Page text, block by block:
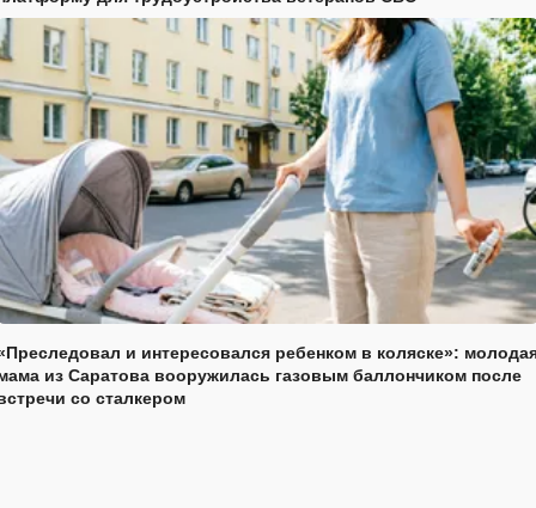
и интересовался ребенком в коляске»:
из Саратова вооружилась газовым баллончиком после
со сталкером